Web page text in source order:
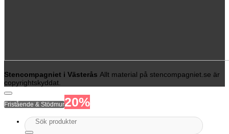
Stencompagniet i Västerås Allt material på stencompagniet.se är
copyrightskyddat.
Fristående & Stödmur20%
Sök
efter: